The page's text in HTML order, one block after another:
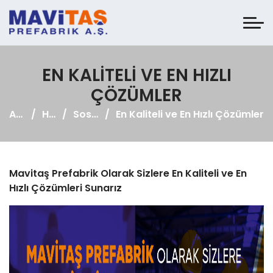
EN KALITELI VE EN HIZLI
ÇÖZÜMLER
Anasayfa Haberler Sosyal Medya En Kaliteli ve En Hızlı Çözümler
Mavitaş Prefabrik Olarak Sizlere En Kaliteli ve En
Hızlı Çözümleri Sunarız